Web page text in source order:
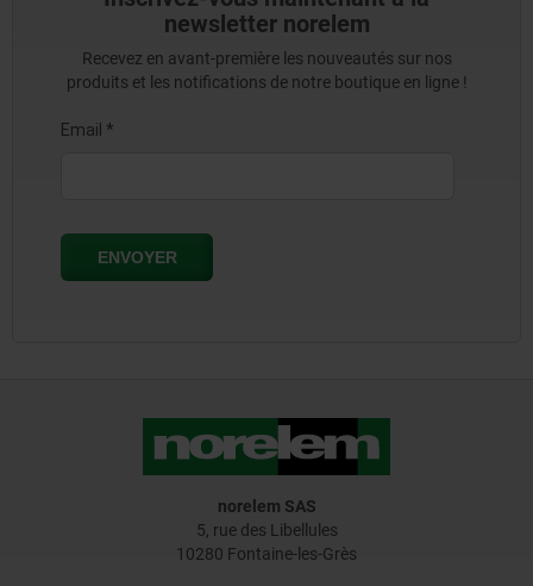
newsletter norelem
Recevez en avant-première les nouveautés sur nos
produits et les notifications de notre boutique en ligne !
norelem SAS
5, rue des Libellules
10280 Fontaine-les-Grès